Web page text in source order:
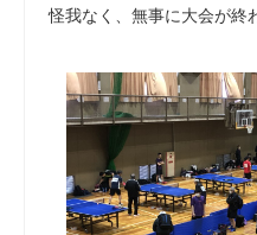
怪我なく、無事に大会が終